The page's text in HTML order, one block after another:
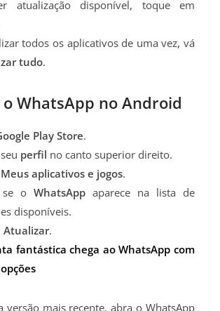
atualização disponível, toque em
todos os aplicativos de uma vez, vá
tudo.
WhatsApp no Android
Play Store.
perfil no canto superior direito.
Meus aplicativos e jogos.
se o WhatsApp aparece na lista de
disponíveis.
Atualizar.
fantástica chega ao WhatsApp com
versão mais recente, abra o WhatsApp